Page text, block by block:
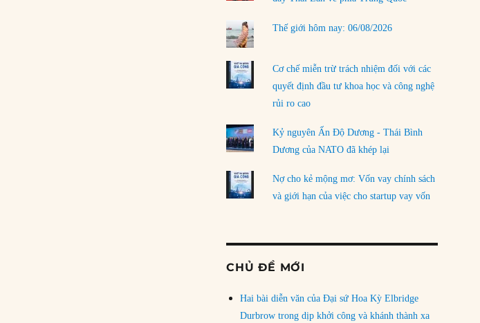
Thế giới hôm nay: 06/08/2026
Cơ chế miễn trừ trách nhiệm đối với các
quyết định đầu tư khoa học và công nghệ
rủi ro cao
Kỷ nguyên Ấn Độ Dương - Thái Bình
Dương của NATO đã khép lại
Nợ cho kẻ mộng mơ: Vốn vay chính sách
và giới hạn của việc cho startup vay vốn
CHỦ ĐỀ MỚI
Hai bài diễn văn của Đại sứ Hoa Kỳ Elbridge
Durbrow trong dịp khởi công và khánh thành xa